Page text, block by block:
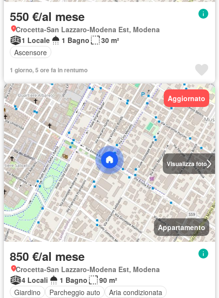
550 €/al mese
Crocetta-San Lazzaro-Modena Est, Modena
1 Locale
1 Bagno
30 m²
Ascensore
1 giorno, 5 ore fa in rentumo
Visualizza foto
Aggiornato
Appartamento
850 €/al mese
Crocetta-San Lazzaro-Modena Est, Modena
4 Locali
1 Bagno
90 m²
Giardino
Parcheggio auto Aria condizionata